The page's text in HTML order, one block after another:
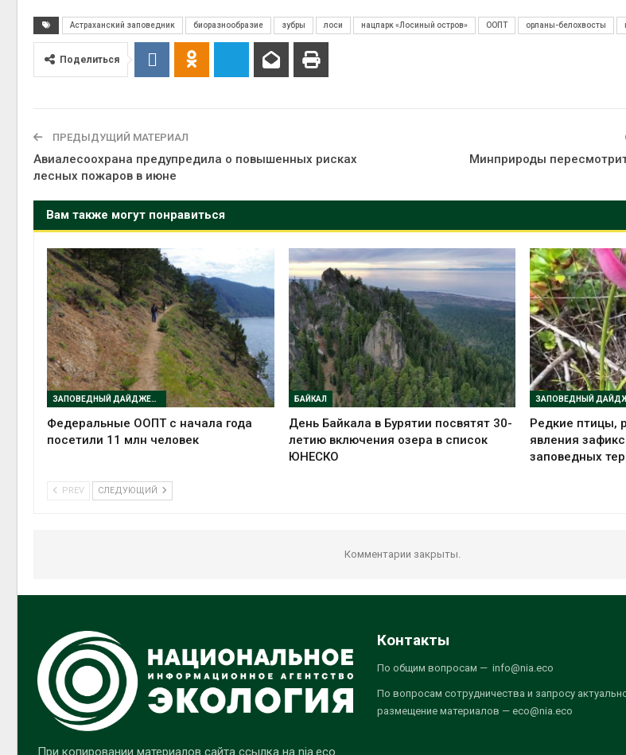
Астраханский заповедник биоразнообразие зубры лоси нацпарк «Лосиный остров» ООПТ орланы-белохвосты
Поделиться
ПРЕДЫДУЩИЙ МАТЕРИАЛ
Авиалесоохрана предупредила о повышенных рисках
лесных пожаров в июне
Минприроды
Вам также могут понравиться
ЗАПОВЕДНЫЙ ДАЙДЖЕСТ
Федеральные ООПТ с начала года
посетили 11 млн человек
БАЙКАЛ
День Байкала в Бурятии посвятят 30-
летию включения озера в список
ЮНЕСКО
Редкие птицы,
явления
заповедных
PREV СЛЕДУЮЩИЙ
Комментарии закрыты.
При копировании материалов сайта ссылка на nia.eco
Контакты
По общим вопросам — info@nia.eco
По вопросам сотрудничества и запросу
размещение материалов — eco@nia.eco